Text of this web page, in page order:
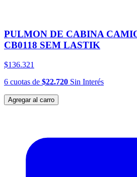
PULMON DE CABINA
CB0118 SEM LASTIK
$136.321
6 cuotas de $22.720 Sin Interés
Agregar al carro